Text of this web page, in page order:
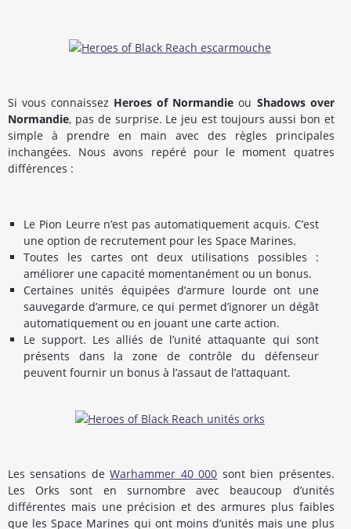
Si vous connaissez Heroes of Normandie ou Shadows over
Normandie, pas de surprise. Le jeu est toujours aussi bon et
simple à prendre en main avec des règles principales
inchangées. Nous avons repéré pour le moment quatres
différences :
Le Pion Leurre n’est pas automatiquement acquis. C’est
une option de recrutement pour les Space Marines.
Toutes les cartes ont deux utilisations possibles :
améliorer une capacité momentanément ou un bonus.
Certaines unités équipées d’armure lourde ont une
sauvegarde d’armure, ce qui permet d’ignorer un dégât
automatiquement ou en jouant une carte action.
Le support. Les alliés de l’unité attaquante qui sont
présents dans la zone de contrôle du défenseur
peuvent fournir un bonus à l’assaut de l’attaquant.
Les sensations deWarhammer 40 000 sont bien présentes.
Les Orks sont en surnombre avec beaucoup d’unités
différentes mais une précision et des armures plus faibles
que les Space Marines qui ont moins d’unités mais une plus